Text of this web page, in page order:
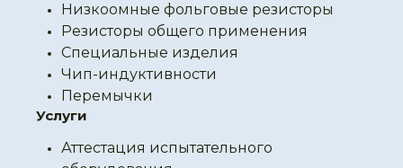
Низкоомные фольговые резисторы
Резисторы общего применения
Специальные изделия
Чип-индуктивности
Перемычки
Услуги
Аттестация испытательного